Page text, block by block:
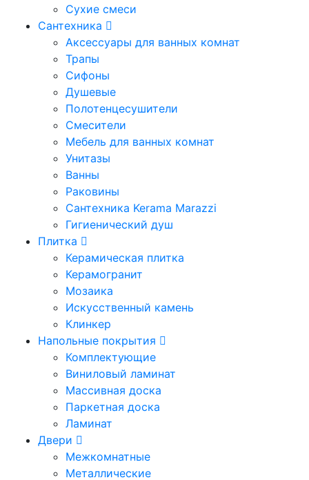
Сухие смеси
Сантехника
Аксессуары для ванных комнат
Трапы
Сифоны
Душевые
Полотенцесушители
Смесители
Мебель для ванных комнат
Унитазы
Ванны
Раковины
Сантехника Kerama Marazzi
Гигиенический душ
Плитка
Керамическая плитка
Керамогранит
Мозаика
Искусственный камень
Клинкер
Напольные покрытия
Комплектующие
Виниловый ламинат
Массивная доска
Паркетная доска
Ламинат
Двери
Межкомнатные
Металлические